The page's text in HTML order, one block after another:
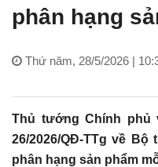
phân hạng
Thứ năm, 28/5/2026 |
Thủ tướng Chính phủ
26/2026/QĐ-TTg về
phân hạng sản phẩm